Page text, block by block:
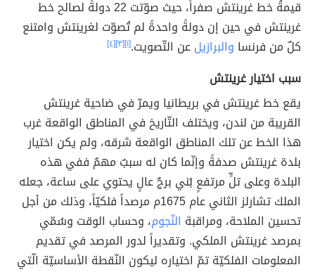
قيمةُ خط غرينتش صفراً، حيث صوّتت 22 دولةً لصالح خط
غرينتش في حين إن دولةً واحدةً لم تُصوّت لغرينتش وامتنع
كلٌ من فرنسا والبرازيلعن التّصويت.[١] [٣] [٤]
سبب اختيار غرينتش
يقع خط غرينتش في بريطانيا ويمرّ في ضاحية غرينتش
القريبة من لندن، ويختلف التّاريخ في المناطق الواقعة غرب
هذا الخط عن تلك المناطق الواقعة شرقه، ولم يكن اختيار
بلدة غرينتش صدفةً وإنّما كان له سببٌ مهمٌ ففي هذه
البلدة وعلى تلٍّ مرتفعٍ بُني برجٌ عالٍ يحتوي على ساعة، جعله
الملك تشارلز الثاني عام 1675م مرصداً فلكيّاً، وذلك من أجل
تحسين الملاحة، ومراقبة النّجوم، وحساب الوقت وسُمّي
بمرصد غرينتش الملكي. وتقديراً لدور المرصد في تقديم
المعلومات الفلكيّة تمّ اختياره ليكون النّقطة الأساسيّة الّتي